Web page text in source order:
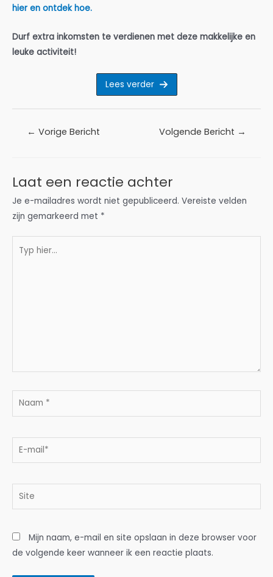
hier en ontdek hoe.
Durf extra inkomsten te verdienen met deze makkelijke en
leuke activiteit!
Lees verder
Bericht
← Vorige Bericht Volgende Bericht →
Laat een reactie achter
Je e-mailadres wordt niet gepubliceerd. Vereiste velden
zijn gemarkeerd met *
hier...
Naam
E-
Site
Mijn naam, e-mail en site opslaan in deze browser voor
de volgende keer wanneer ik een reactie plaats.